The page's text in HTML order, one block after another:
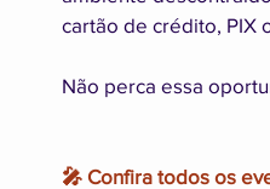
cartão de crédito, PIX
Não perca essa
🎤 Confira todos os